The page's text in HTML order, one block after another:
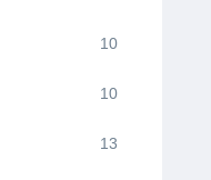
10
10
13